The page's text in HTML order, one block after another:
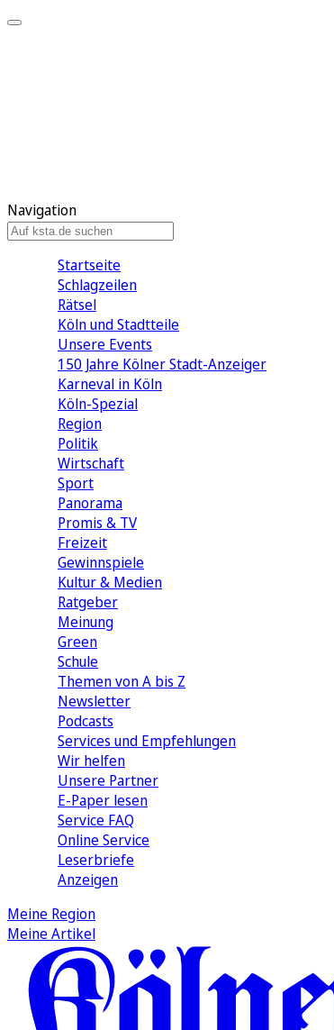
Navigation
Startseite
Schlagzeilen
Rätsel
Köln und Stadtteile
Unsere Events
150 Jahre Kölner Stadt-Anzeiger
Karneval in Köln
Köln-Spezial
Region
Politik
Wirtschaft
Sport
Panorama
Promis & TV
Freizeit
Gewinnspiele
Kultur & Medien
Ratgeber
Meinung
Green
Schule
Themen von A bis Z
Newsletter
Podcasts
Services und Empfehlungen
Wir helfen
Unsere Partner
E-Paper lesen
Service FAQ
Online Service
Leserbriefe
Anzeigen
Meine Region
Meine Artikel